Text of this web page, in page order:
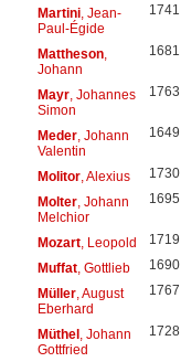
Martini, Jean-
Paul-Égide
1741
Mattheson,
Johann
1681
Mayr, Johannes
Simon
1763
Meder, Johann
Valentin
1649
Molitor, Alexius 1730
Molter, Johann
Melchior
1695
Mozart, Leopold 1719
Muffat, Gottlieb 1690
Müller, August
Eberhard
1767
Müthel, Johann
Gottfried
1728